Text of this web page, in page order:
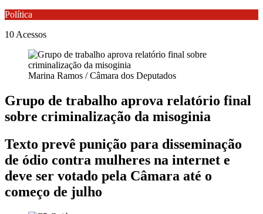
Política
10 Acessos
Marina Ramos / Câmara dos Deputados
Grupo de trabalho aprova relatório final
sobre criminalização da misoginia
Texto prevê punição para disseminação
de ódio contra mulheres na internet e
deve ser votado pela Câmara até o
começo de julho